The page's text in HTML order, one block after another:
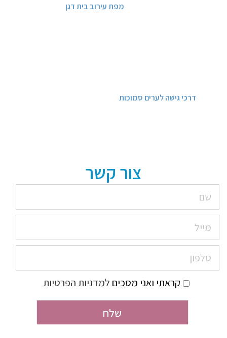
מפת עירוב בית דגן
דרכי גישה לערים סמוכות
צור קשר
קראתי ואני מסכים למדניות הפרטיות